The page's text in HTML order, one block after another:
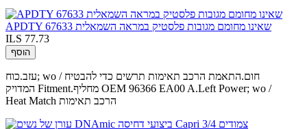
APDTY 67633 שאינו מחומם מגובות פלסטיק במראה השמאלית
ILS 77.73
הוסף
עזב.כוח; wo / חום.התאמת הרכב תאימות תרשים כדי להבטיח
המדויק Fitment.מחליף OEM 96366 EA00 A.Left Power; wo /
Heat Match הרכב תאימות